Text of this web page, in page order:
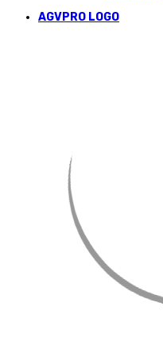
AGVPRO LOGO